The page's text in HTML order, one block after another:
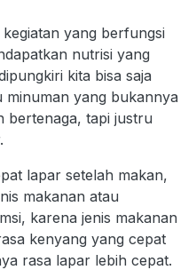
yang berfungsi
nutrisi yang
kita bisa saja
minuman yang bukannya
bertenaga, tapi justru
lapar setelah makan,
makanan atau
karena jenis makanan
kenyang yang cepat
rasa lapar lebih cepat.